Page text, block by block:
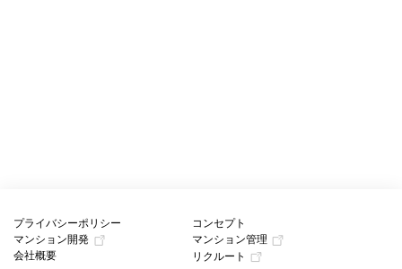
プライバシーポリシー
コンセプト
マンション開発
マンション管理
会社概要
リクルート